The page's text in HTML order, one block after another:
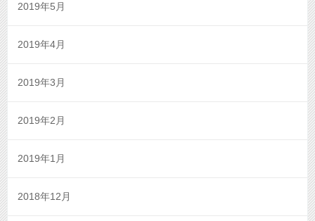
2019年5月
2019年4月
2019年3月
2019年2月
2019年1月
2018年12月